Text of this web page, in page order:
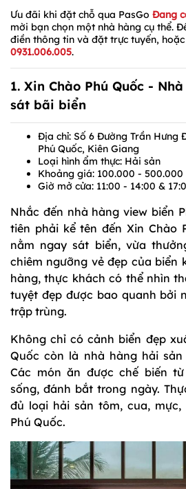
Ưu đãi khi đặt chỗ qua PasGo Đang
mời bạn chọn một nhà hàng cụ thể.
điền thông tin và đặt trực tuyến,
0931.006.005.
1. Xin Chào Phú Quốc -
sát bãi biển
Địa chỉ: Số 6 Đường Trần Hưng
Phú Quốc, Kiên Giang
Loại hình ẩm thực: Hải sản
Khoảng giá: 100.000 -
Giờ mở cửa: 11:00 - 14:00 &
Nhắc đến nhà hàng view biển
tiên phải kể tên đến Xin Chào
nằm ngay sát biển, vừa
chiêm ngưỡng vẻ đẹp của biển
hàng, thực khách có thể nhìn
tuyệt đẹp được bao quanh bởi
trập trùng.
Không chỉ có cảnh biển đẹp
Quốc còn là nhà hàng hải
Các món ăn được chế biến
sống, đánh bắt trong ngày.
đủ loại hải sản tôm, cua, mực,
Phú Quốc.